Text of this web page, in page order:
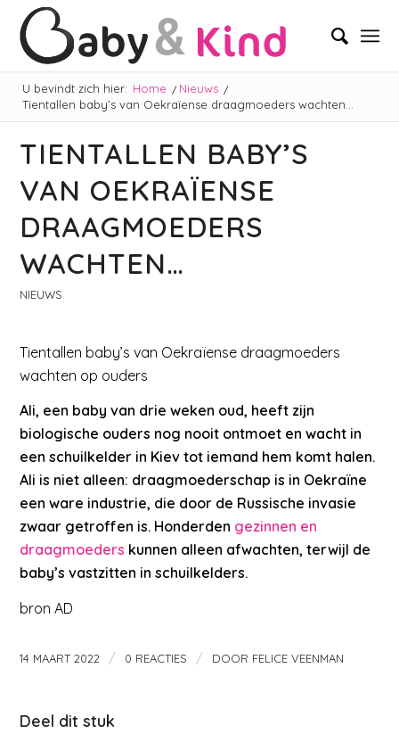
U bevindt zich hier: Home / Nieuws /
Tientallen baby’s van Oekraïense draagmoeders wachten…
TIENTALLEN BABY’S
VAN OEKRAÏENSE
DRAAGMOEDERS
WACHTEN…
NIEUWS
Tientallen baby’s van Oekraïense draagmoeders
wachten op ouders
Ali, een baby van drie weken oud, heeft zijn
biologische ouders nog nooit ontmoet en wacht in
een schuilkelder in Kiev tot iemand hem komt halen.
Ali is niet alleen: draagmoederschap is in Oekraïne
een ware industrie, die door de Russische invasie
zwaar getroffen is. Honderden gezinnen en
draagmoeders kunnen alleen afwachten, terwijl de
baby’s vastzitten in schuilkelders.
bron AD
14 MAART 2022 / 0 REACTIES / DOOR FELICE VEENMAN
Deel dit stuk